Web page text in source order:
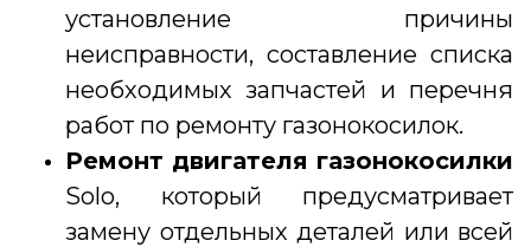
установление причины
неисправности, составление списка
необходимых запчастей и перечня
работ по ремонту газонокосилок.
Ремонт двигателя газонокосилки
Solo, который предусматривает
замену отдельных деталей или всей